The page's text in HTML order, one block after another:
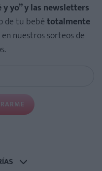
yo” y las newsletters
de tu bebétotalmente
nuestros sorteos de